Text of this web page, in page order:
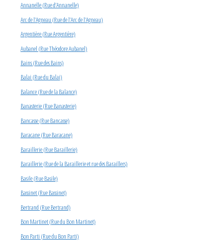
Annanelle (Rue d’Annanelle)
Arc de l’Agneau (Rue de l’Arc de l’Agneau)
Argentière (Rue Argentière)
Aubanel (Rue Théodore Aubanel)
Bains (Rue des Bains)
Balai (Rue du Balai)
Balance (Rue de la Balance)
Banasterie (Rue Banasterie)
Bancasse (Rue Bancasse)
Baracane (Rue Baracane)
Baraillerie (Rue Baraillerie)
Baraillerie (Rue de la Baraillerie et rue des Baraillers)
Basile (Rue Basile)
Bassinet (Rue Bassinet)
Bertrand (Rue Bertrand)
Bon Martinet (Rue du Bon Martinet)
Bon Parti (Rue du Bon Parti)